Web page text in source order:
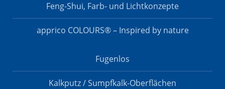
Feng-Shui, Farb- und Lichtkonzepte
apprico COLOURS® – Inspired by nature
Fugenlos
Kalkputz / Sumpfkalk-Oberflächen